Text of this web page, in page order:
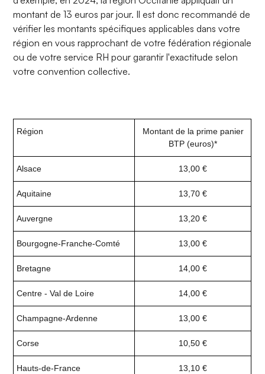
montant de 13 euros par jour. Il est donc recommandé de
vérifier les montants spécifiques applicables dans votre
région en vous rapprochant de votre fédération régionale
ou de votre service RH pour garantir l'exactitude selon
votre convention collective.
Région
Montant de la prime panier
BTP (euros)*
Alsace 13,00 €
Aquitaine 13,70 €
Auvergne 13,20 €
Bourgogne-Franche-Comté 13,00 €
Bretagne 14,00 €
Centre - Val de Loire 14,00 €
Champagne-Ardenne 13,00 €
Corse 10,50 €
Hauts-de-France 13,10 €